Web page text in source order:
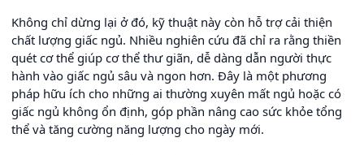
Không chỉ dừng lại ở đó, kỹ thuật này còn hỗ trợ cải thiện
chất lượng giấc ngủ. Nhiều nghiên cứu đã chỉ ra rằng thiền
quét cơ thể giúp cơ thể thư giãn, dễ dàng dẫn người thực
hành vào giấc ngủ sâu và ngon hơn. Đây là một phương
pháp hữu ích cho những ai thường xuyên mất ngủ hoặc có
giấc ngủ không ổn định, góp phần nâng cao sức khỏe tổng
thể và tăng cường năng lượng cho ngày mới.